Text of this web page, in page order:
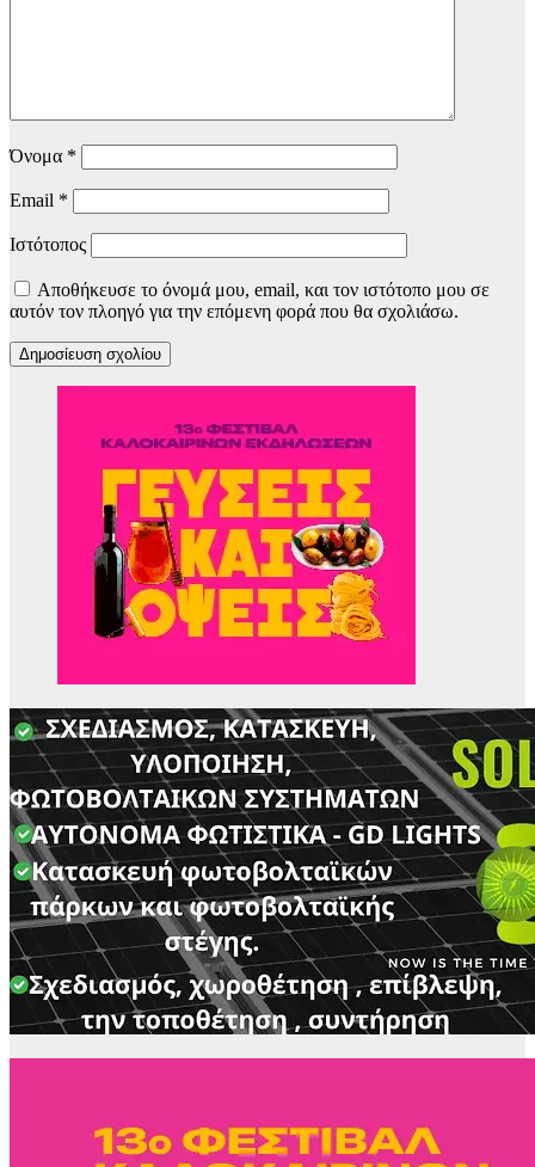
Όνομα *
Email *
Ιστότοπος
Αποθήκευσε το όνομά μου, email, και τον ιστότοπο μου σε
αυτόν τον πλοηγό για την επόμενη φορά που θα σχολιάσω.